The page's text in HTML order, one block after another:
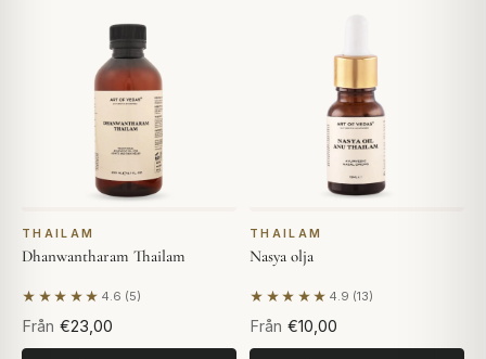
THAILAM
Dhanwantharam Thailam
★★★★★ 4.6 (5)
Baserat på 5 recensioner
Från €23,00
THAILAM
Nasya olja
★★★★★ 4.9 (13)
Baserat på 13 recensioner
Från €10,00